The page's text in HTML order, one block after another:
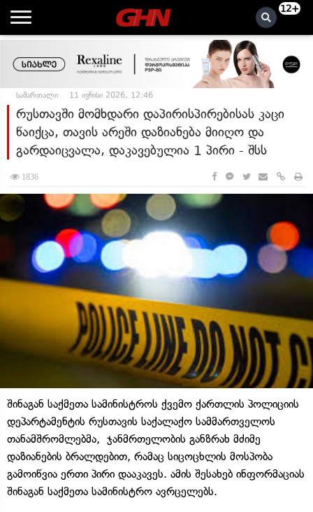
12+
სამართალი 11 ივნისი 2026, 12:46
რუსთავში მომხდარი დაპირისპირებისას კაცი
წაიქცა, თავის არეში დაზიანება მიიღო და
გარდაიცვალა, დაკავებულია 1 პირი - შსს
1836
შინაგან საქმეთა სამინისტროს ქვემო ქართლის პოლიციის
დეპარტამენტის რუსთავის საქალაქო სამმართველოს
თანამშრომლებმა, ჯანმრთელობის განზრახ მძიმე
დაზიანების ბრალდებით, რამაც სიცოცხლის მოსპობა
გამოიწვია ერთი პირი დააკავეს. ამის შესახებ ინფორმაციას
შინაგან საქმეთა სამინისტრო ავრცელებს.